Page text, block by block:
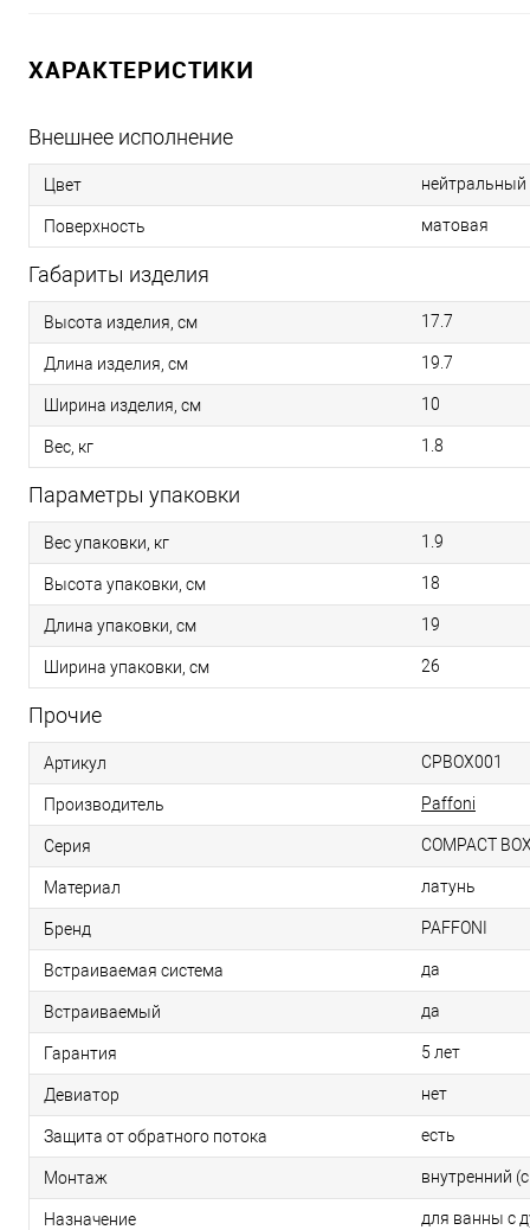
ХАРАКТЕРИСТИКИ
Внешнее исполнение
Цвет нейтральный
Поверхность матовая
Габариты изделия
Высота изделия, см 17.7
Длина изделия, см 19.7
Ширина изделия, см 10
Вес, кг 1.8
Параметры упаковки
Вес упаковки, кг 1.9
Высота упаковки, см 18
Длина упаковки, см 19
Ширина упаковки, см 26
Прочие
Артикул CPBOX001
Производитель Paffoni
Серия COMPACT
Материал латунь
Бренд PAFFONI
Встраиваемая система да
Встраиваемый да
Гарантия 5 лет
Девиатор нет
Защита от обратного потока есть
Монтаж внутренний
Назначение для ванны с